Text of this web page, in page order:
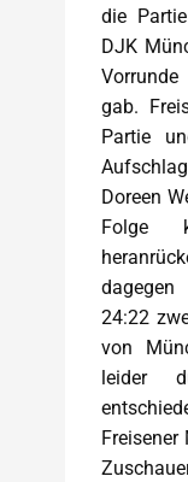
die
DJK
gab.
Partie
Doreen
Folge
24:22
von
leider